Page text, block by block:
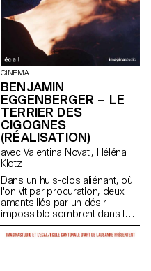
CINEMA
BENJAMIN
EGGENBERGER – LE
TERRIER DES
CIGOGNES
(RÉALISATION)
avec Valentina Novati, Héléna
Klotz
Dans un huis-clos aliénant, où
l'on vit par procuration, deux
amants liés par un désir
impossible sombrent dans le
fantasme et la destruction.